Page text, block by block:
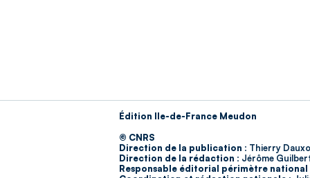
Édition Ile-de-France Meudon
© CNRS
Direction de la publication : Thierry
Direction de la rédaction : Jérôme
Responsable éditorial périmètre national